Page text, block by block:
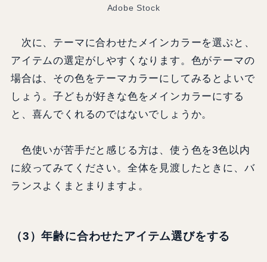
Adobe Stock
次に、テーマに合わせたメインカラーを選ぶと、
アイテムの選定がしやすくなります。色がテーマの
場合は、その色をテーマカラーにしてみるとよいで
しょう。子どもが好きな色をメインカラーにする
と、喜んでくれるのではないでしょうか。
色使いが苦手だと感じる方は、使う色を3色以内
に絞ってみてください。全体を見渡したときに、バ
ランスよくまとまりますよ。
（3）年齢に合わせたアイテム選びをする